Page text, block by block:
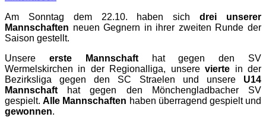
Am Sonntag dem 22.10. haben sichdrei unserer
Mannschaften neuen Gegnern in ihrer zweiten Runde der
Saison gestellt.
Unsere erste Mannschafthat gegen den SV
Wermelskirchen in der Regionalliga, unserevierte in der
Bezirksliga gegen den SC Straelen und unsere U14
Mannschaft hat gegen den Mönchengladbacher SV
gespielt.Alle Mannschaften haben überragend gespielt und
gewonnen.